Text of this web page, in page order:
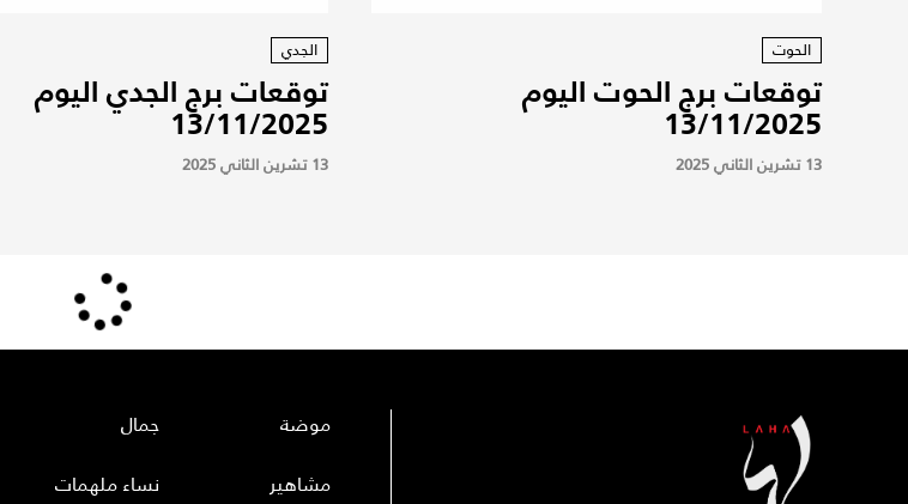
الحوت
توقعات برج الحوت اليوم
13/11/2025
13 تشرين الثاني 2025
الجدي
توقعات برج الجدي اليوم
13/11/2025
13 تشرين الثاني 2025
موضة
مشاهير
جمال
نساء ملهمات